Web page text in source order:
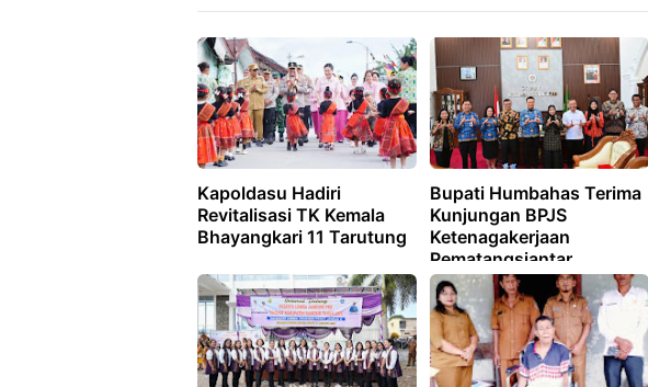
Kapoldasu Hadiri
Revitalisasi TK Kemala
Bhayangkari 11 Tarutung
Bupati Humbahas Terima
Kunjungan BPJS
Ketenagakerjaan
Pematangsiantar